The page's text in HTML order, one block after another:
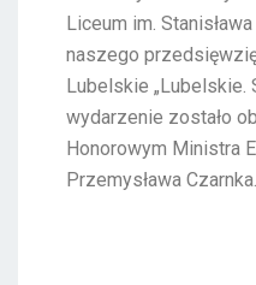
Liceum im.
naszego
Lubelskie „Lubelskie.
wydarzenie zostało
Honorowym Ministra
Przemysława Czarnka.